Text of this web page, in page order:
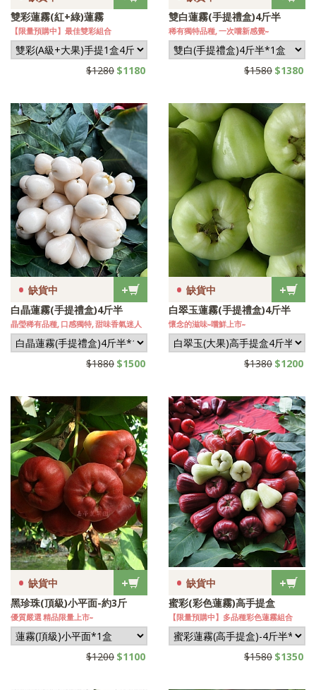
雙彩蓮霧(紅+綠)蓮霧
【限量預購中】最佳雙彩組合
$1280 $1180
雙白蓮霧(手提禮盒)4斤半
稀有獨特品種, 一次嚐新感覺~
$1580 $1380
+
• 缺貨中
白晶蓮霧(手提禮盒)4斤半
晶瑩稀有品種, 口感獨特, 甜味香氣迷人
$1880 $1500
+
• 缺貨中
白翠玉蓮霧(手提禮盒)4斤半
懷念的滋味~嚐鮮上市~
$1380 $1200
+
• 缺貨中
黑珍珠(頂級)小平面-約3斤
優質嚴選 精品限量上市~
$1200 $1100
+
• 缺貨中
蜜彩(彩色蓮霧)高手提盒
【限量預購中】多品種彩色蓮霧組合
$1580 $1350